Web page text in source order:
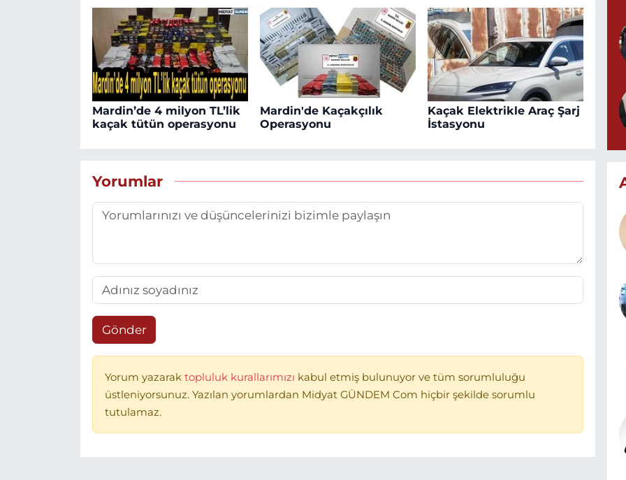
Mardin’de 4 milyon TL’lik
kaçak tütün operasyonu
Mardin'de Kaçakçılık
Operasyonu
Kaçak Elektrikle Araç Şarj
İstasyonu
Yorumlar
Gönder
Yorum yazarak topluluk kurallarımızı kabul etmiş bulunuyor ve tüm sorumluluğu
üstleniyorsunuz. Yazılan yorumlardan Midyat GÜNDEM Com hiçbir şekilde sorumlu
tutulamaz.